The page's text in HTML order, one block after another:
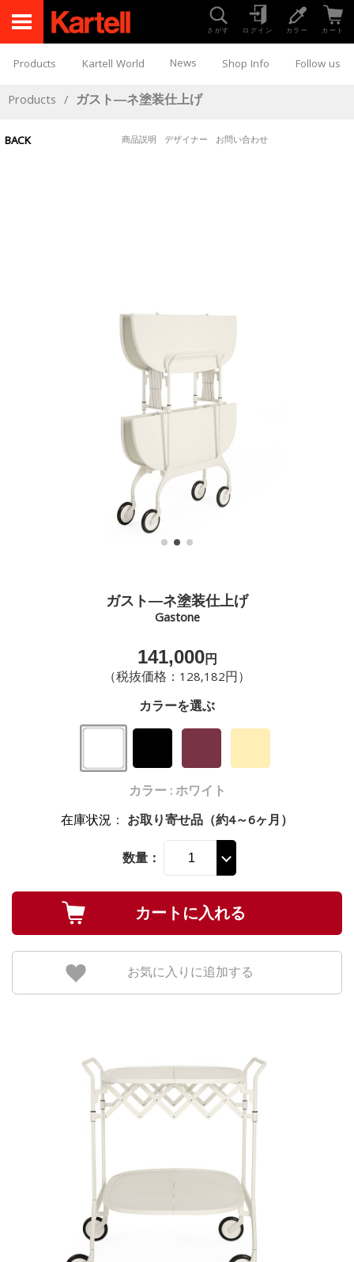
さがす ログイン カラー カート
Products Kartell World News Shop Info Follow us
Products / ガスト―ネ塗装仕上げ
BACK 商品説明 デザイナー お問い合わせ
ガスト―ネ塗装仕上げ
Gastone
141,000円
（税抜価格：128,182円）
カラーを選ぶ
カラー : ホワイト
在庫状況 ： お取り寄せ品（約4～6ヶ月）
数量：
お気に入りに追加する